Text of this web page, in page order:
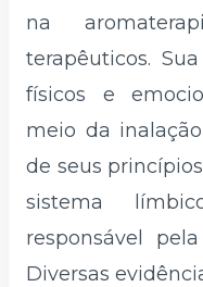
na
terapêuticos.
físicos e
meio da
de seus
sistema
responsável
Diversas